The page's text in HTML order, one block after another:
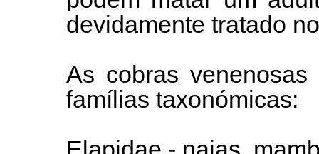
devidamente tratado
As cobras
famílias taxonómicas: